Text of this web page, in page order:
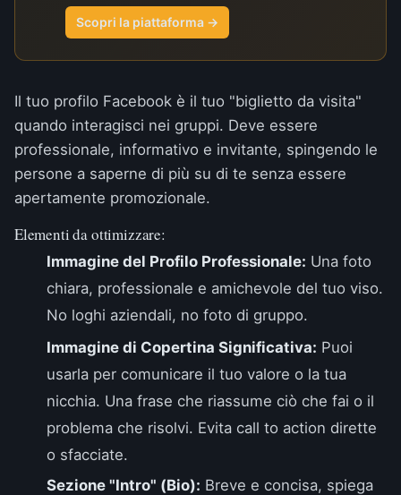
Scopri la piattaforma →
Il tuo profilo Facebook è il tuo "biglietto da visita"
quando interagisci nei gruppi. Deve essere
professionale, informativo e invitante, spingendo le
persone a saperne di più su di te senza essere
apertamente promozionale.
Elementi da ottimizzare:
Immagine del Profilo Professionale: Una foto
chiara, professionale e amichevole del tuo viso.
No loghi aziendali, no foto di gruppo.
Immagine di Copertina Significativa: Puoi
usarla per comunicare il tuo valore o la tua
nicchia. Una frase che riassume ciò che fai o il
problema che risolvi. Evita call to action dirette
o sfacciate.
Sezione "Intro" (Bio): Breve e concisa, spiega